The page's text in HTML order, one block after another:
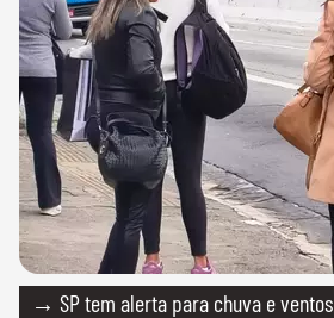
→ SP tem alerta para chuva e ventos